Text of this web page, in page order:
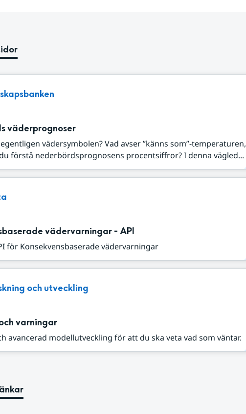
väderprognoser
vädersymbolen? Vad avser ”känns som”-temperaturen,
förstå nederbördsprognosens procentsiffror? I denna vägled...
vädervarningar - API
för Konsekvensbaserade vädervarningar
och utveckling
varningar
avancerad modellutveckling för att du ska veta vad som väntar.